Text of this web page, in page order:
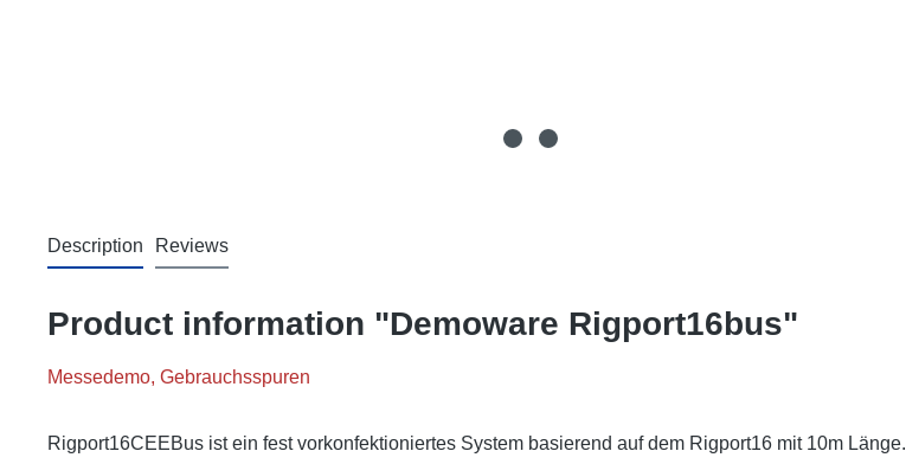
Description Reviews
Product information "Demoware Rigport16bus"
Messedemo, Gebrauchsspuren
Rigport16CEEBus ist ein fest vorkonfektioniertes System basierend auf dem Rigport16 mit 10m Länge.